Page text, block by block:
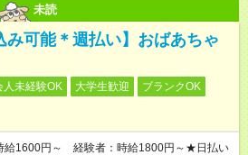
未読
み可能＊週払い】おばあちゃ
人未経験OK 大学生歓迎
ブランクOK
給1600円～ 経験者：時給1800円～★日払い